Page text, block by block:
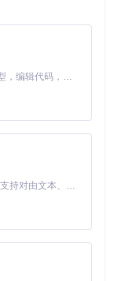
过50款经典游戏
决了因色彩索引
中，优化了3D模
。这些改进不
API调用层面的
gh
文件
Claude Code 的开源替代方案。连接任意大模型，编辑代码，运行命令，自动验证 — 全自动执行。用 Rust 构建，极致性能。 ｜ An open-source alternative to Claude Code. Connect any LLM, edit code, run commands, and verify changes — autonomously. Built in Rust for speed. Get Started
MiniMax H3 是一个通用的全模态生成系统。它支持对由文本、图像、视频和音频组成的多模态上下文进行统一理解，并能生成分辨率高达 2K、时长可达 15 秒的带原生立体声音频的视频。得益于面向任务泛化的系统设计，H3 在预训练阶段就已具备广泛的多模态上下文理解与生成能力，能够出色地执行复杂的多模态指令。